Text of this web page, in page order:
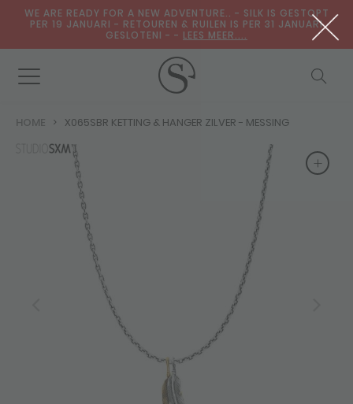
WE ARE READY FOR A NEW ADVENTURE.. - SILK IS GESTOPT
PER 19 JANUARI - RETOUREN & RUILEN IS PER 31 JANUARI
GESLOTENI - - LEES MEER....
HOME X065SBR KETTING & HANGER ZILVER - MESSING
+